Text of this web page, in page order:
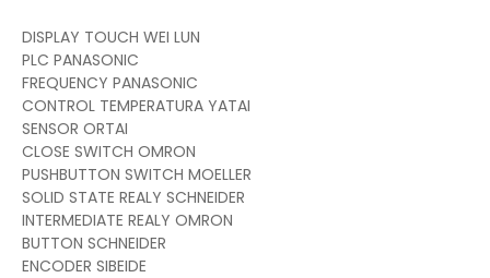
DISPLAY TOUCH WEI LUN
PLC PANASONIC
FREQUENCY PANASONIC
CONTROL TEMPERATURA YATAI
SENSOR ORTAI
CLOSE SWITCH OMRON
PUSHBUTTON SWITCH MOELLER
SOLID STATE REALY SCHNEIDER
INTERMEDIATE REALY OMRON
BUTTON SCHNEIDER
ENCODER SIBEIDE